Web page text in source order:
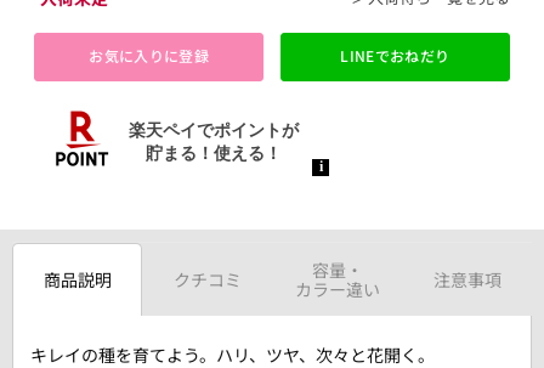
お気に入りに登録 LINEでおねだり
商品説明 クチコミ
容量・
カラー違い
注意事項
キレイの種を育てよう。ハリ、ツヤ、次々と花開く。